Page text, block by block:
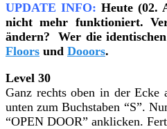
UPDATE INFO: Heute (02.
nicht mehr funktioniert.
ändern? Wer die
Floors und Dooors.
Level 30
Ganz rechts oben in der Ecke
unten zum Buchstaben “S”.
“OPEN DOOR” anklicken.